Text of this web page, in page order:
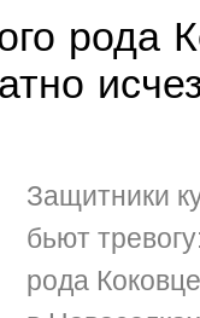
рода
Защитники
бьют
рода